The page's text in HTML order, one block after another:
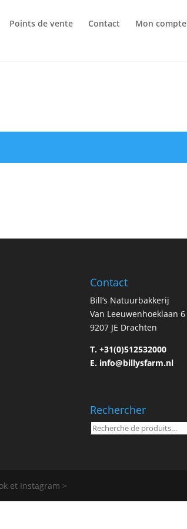
Points de vente Contact Mon compte
Contact
Bill’s Natuurbakkerij
Van Leeuwenhoeklaan 6
9207 JE Drachten
T. +31(0)512532000
E. info@billysfarm.nl
Rechercher
Recherche
et Instagram >